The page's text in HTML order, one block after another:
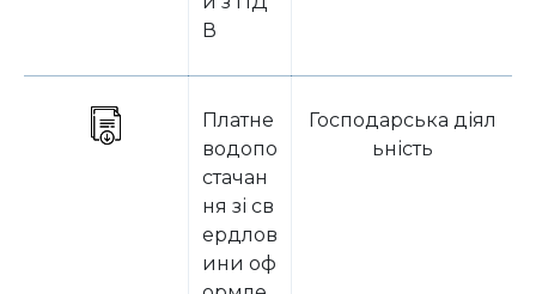
В
Платне
водопо
стачан
ня зі св
ердлов
ини оф
Господарська діял
ьність